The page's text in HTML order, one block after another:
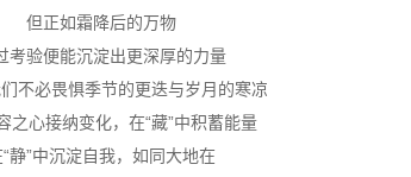
但正如霜降后的万物
考验便能沉淀出更深厚的力量
不必畏惧季节的更迭与岁月的寒凉
之心接纳变化，在“藏”中积蓄能量
静”中沉淀自我，如同大地在